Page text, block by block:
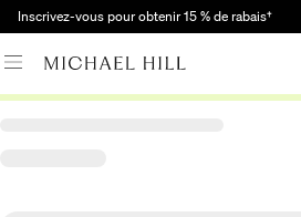
Inscrivez-vous pour obtenir 15 % de rabais†